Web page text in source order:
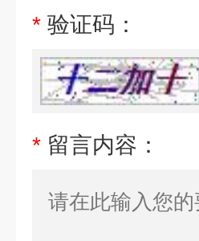
* 验证码：
* 留言内容：